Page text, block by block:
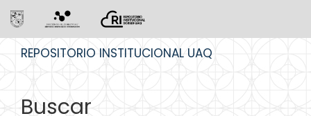
REPOSITORIO INSTITUCIONAL UAQ
Buscar